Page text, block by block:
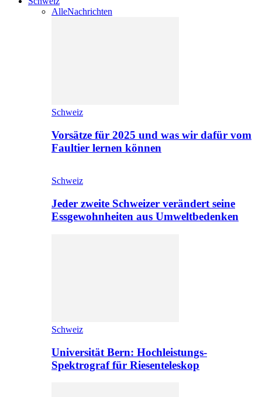
AlleNachrichten
Schweiz
Vorsätze für 2025 und was wir dafür vom
Faultier lernen können
Schweiz
Jeder zweite Schweizer verändert seine
Essgewohnheiten aus Umweltbedenken
Schweiz
Universität Bern: Hochleistungs-
Spektrograf für Riesenteleskop